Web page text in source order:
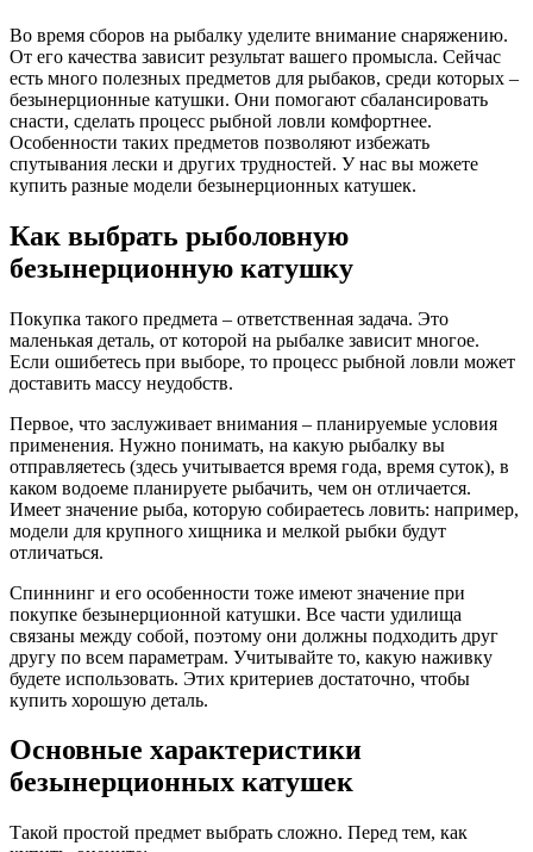
Во время сборов на рыбалку уделите внимание снаряжению.
От его качества зависит результат вашего промысла. Сейчас
есть много полезных предметов для рыбаков, среди которых –
безынерционные катушки. Они помогают сбалансировать
снасти, сделать процесс рыбной ловли комфортнее.
Особенности таких предметов позволяют избежать
спутывания лески и других трудностей. У нас вы можете
купить разные модели безынерционных катушек.
Как выбрать рыболовную
безынерционную катушку
Покупка такого предмета – ответственная задача. Это
маленькая деталь, от которой на рыбалке зависит многое.
Если ошибетесь при выборе, то процесс рыбной ловли может
доставить массу неудобств.
Первое, что заслуживает внимания – планируемые условия
применения. Нужно понимать, на какую рыбалку вы
отправляетесь (здесь учитывается время года, время суток), в
каком водоеме планируете рыбачить, чем он отличается.
Имеет значение рыба, которую собираетесь ловить: например,
модели для крупного хищника и мелкой рыбки будут
отличаться.
Спиннинг и его особенности тоже имеют значение при
покупке безынерционной катушки. Все части удилища
связаны между собой, поэтому они должны подходить друг
другу по всем параметрам. Учитывайте то, какую наживку
будете использовать. Этих критериев достаточно, чтобы
купить хорошую деталь.
Основные характеристики
безынерционных катушек
Такой простой предмет выбрать сложно. Перед тем, как